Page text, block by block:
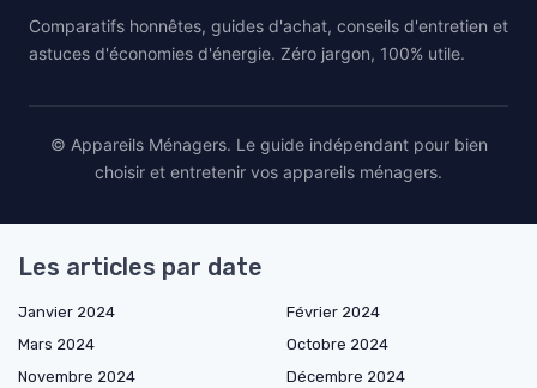
Comparatifs honnêtes, guides d'achat, conseils d'entretien et
astuces d'économies d'énergie. Zéro jargon, 100% utile.
© Appareils Ménagers. Le guide indépendant pour bien
choisir et entretenir vos appareils ménagers.
Les articles par date
Janvier 2024
Février 2024
Mars 2024
Octobre 2024
Novembre 2024
Décembre 2024